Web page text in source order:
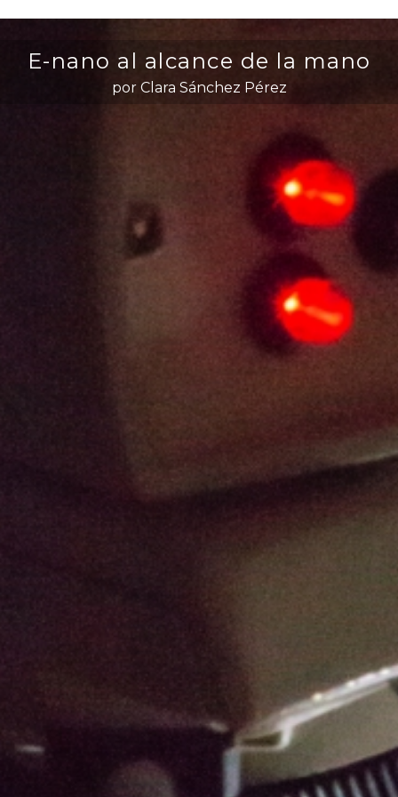
E-nano al alcance de la mano
por Clara Sánchez Pérez